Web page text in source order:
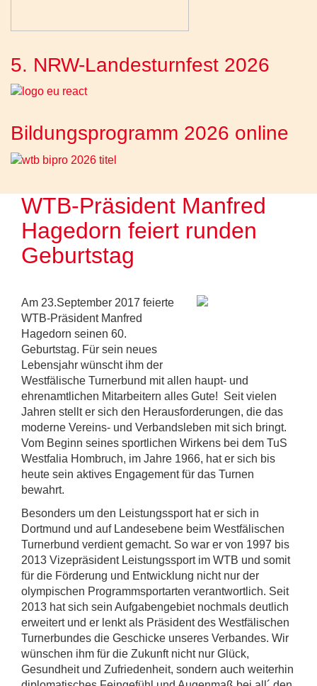
5. NRW-Landesturnfest 2026
Bildungsprogramm 2026 online
WTB-Präsident Manfred
Hagedorn feiert runden
Geburtstag
Am 23.September 2017 feierte
WTB-Präsident Manfred
Hagedorn seinen 60.
Geburtstag. Für sein neues
Lebensjahr wünscht ihm der
Westfälische Turnerbund mit allen haupt- und
ehrenamtlichen Mitarbeitern alles Gute! Seit vielen
Jahren stellt er sich den Herausforderungen, die das
moderne Vereins- und Verbandsleben mit sich bringt.
Vom Beginn seines sportlichen Wirkens bei dem TuS
Westfalia Hombruch, im Jahre 1966, hat er sich bis
heute sein aktives Engagement für das Turnen
bewahrt.
Besonders um den Leistungssport hat er sich in
Dortmund und auf Landesebene beim Westfälischen
Turnerbund verdient gemacht. So war er von 1997 bis
2013 Vizepräsident Leistungssport im WTB und somit
für die Förderung und Entwicklung nicht nur der
olympischen Programmsportarten verantwortlich. Seit
2013 hat sich sein Aufgabengebiet nochmals deutlich
erweitert und er lenkt als Präsident des Westfälischen
Turnerbundes die Geschicke unseres Verbandes. Wir
wünschen ihm für die Zukunft nicht nur Glück,
Gesundheit und Zufriedenheit, sondern auch weiterhin